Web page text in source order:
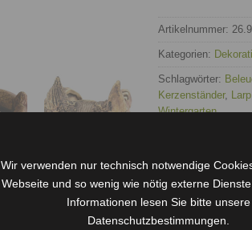
Artikelnummer:
Kategorien:
Schlagwörter:
Kerzenständer, Larp
Wintergarten
BEWERTUNGEN (0)
Wir verwenden nur technisch notwendige
Webseite und so wenig wie nötig externe
Informationen lesen Sie bitte unsere
Datenschutzbestimmungen.